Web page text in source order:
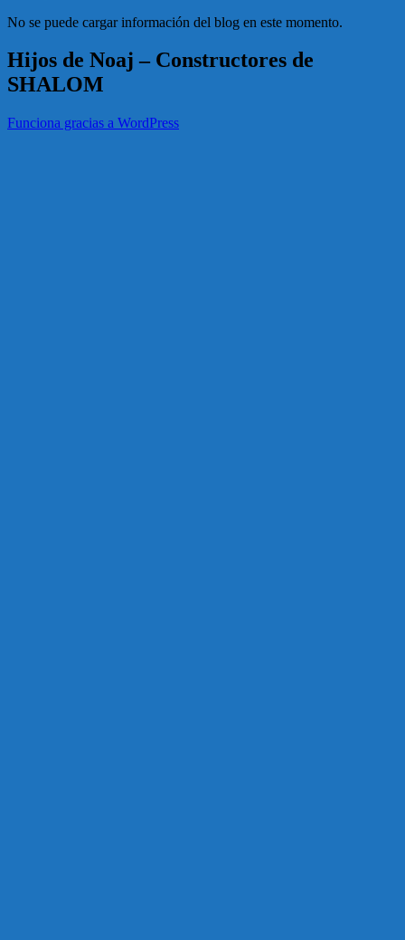
No se puede cargar información del blog en este momento.
Hijos de Noaj – Constructores de
SHALOM
Funciona gracias a WordPress